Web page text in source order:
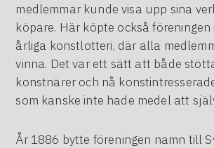
medlemmar kunde visa upp sina
köpare. Här köpte också
årliga konstlotteri, där alla
vinna. Det var ett sätt att både
konstnärer och nå
som kanske inte hade medel att
År 1886 bytte föreningen namn till